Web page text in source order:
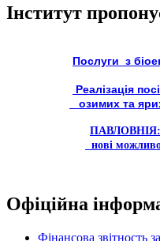
Інститут
Послуги з
Реалізація
озимих та
ПАВЛОВНІЯ:
нові
Офіційна
Фінансова звітность